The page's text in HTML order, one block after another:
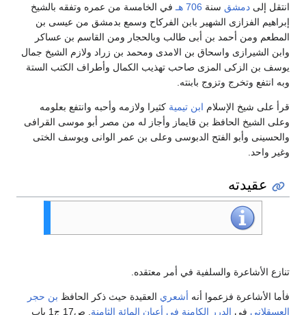
انتقل إلى دمشق سنة 706 هـ
في الخامسة من عمره وتفقه بالشيخ
إبراهيم الفزازى الشهير بابن الفركاح وسمع بدمشق من عيسى بن
المطعم ومن أحمد بن أبى طالب وبالحجار ومن القاسم بن عساكر
وابن الشيرازى واسحاق بن الامدى ومحمد بن زراد ولازم الشيخ جمال
يوسف بن الزكى المزى صاحب تهذيب الكمال وأطراف الكتب الستة
وبه انتفع وتخرج وتزوج بابنته.
قرأ على شيخ الإسلام ابن تيمية كثيرا ولازمه وأحبه وانتفع بعلومه
وعلى الشيخ الحافظ بن قايماز وأجاز له من مصر أبو موسى القرافى
والحسينى وأبو الفتح الدبوسى وعلى بن عمر الوانى ويوسف الختى
وغير واحد.
عقيدته
تنازع الأشاعرة والسلفية في أمر معتقده.
فأما الأشاعرة فزعموا أنه أشعري العقيدة حيث ذكر الحافظ بن حجر
العسقلاني في الدرر الكامنة في أعيان المائة الثامنة
, ص17 ج1 باب